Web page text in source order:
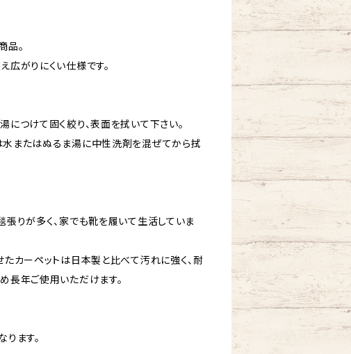
品。
広がりにくい仕様です。
につけて固く絞り、表面を拭いて下さい。
またはぬるま湯に中性洗剤を混ぜてから拭
張りが多く、家でも靴を履いて生活していま
たカーペットは日本製と比べて汚れに強く、耐
長年ご使用いただけます。
ます。